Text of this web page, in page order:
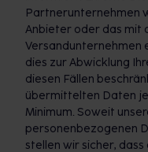
Partnerunternehmen
Anbieter oder das mit
Versandunternehmen
dies zur Abwicklung
diesen Fällen
übermittelten Daten
Minimum. Soweit
personenbezogenen
stellen wir sicher,